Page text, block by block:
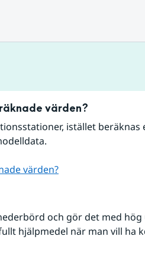
värden?
istället
värden?
och gör det med
hjälpmedel när man vill ha